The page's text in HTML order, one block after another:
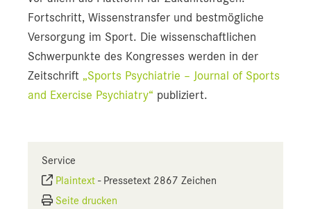
Fortschritt, Wissenstransfer und bestmögliche
Versorgung im Sport. Die wissenschaftlichen
Schwerpunkte des Kongresses werden in der
Zeitschrift „Sports Psychiatrie – Journal of Sports
and Exercise Psychiatry“ publiziert.
Service
Plaintext - Pressetext 2867 Zeichen
Seite drucken